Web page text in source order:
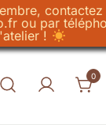
ou par
!
0